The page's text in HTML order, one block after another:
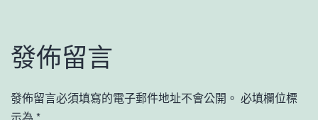
發佈留言
發佈留言必須填寫的電子郵件地址不會公開。 必填欄位標